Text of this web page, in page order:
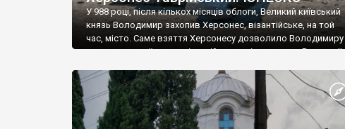
У 988 році, після кількох місяців облоги, Великий київський
князь Володимир захопив Херсонес, візантійське, на той
час, місто. Саме взяття Херсонесу дозволило Володимиру
диктувати свої умови візантійському імператору Василю ІІ,
Херсонесі Володимир-язичник, став Василем-
християнином. А потім було Хрещення Русі. На честь
Херсонесу Таврійського названо місто […]